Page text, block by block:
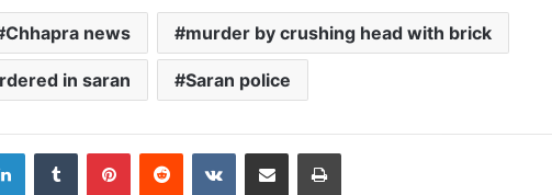
Chhapra news murder by crushing head with brick
in saran Saran police
LinkedInTumblr PinterestReddit VKontakteShare via Email Print